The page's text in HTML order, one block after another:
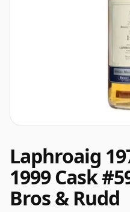
Laphroaig
1999 Cask
Bros & Rudd